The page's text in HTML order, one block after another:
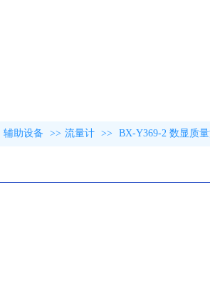
辅助设备 >> 流量计 >> BX-Y369-2 数显质